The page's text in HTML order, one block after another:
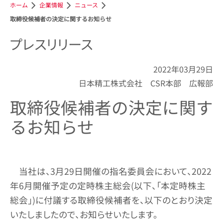
ホーム 企業情報
ニュース
取締役候補者の決定に関するお知らせ
プレスリリース
2022年03月29日
日本精工株式会社 CSR本部 広報部
取締役候補者の決定に関す
るお知らせ
当社は、3月29日開催の指名委員会において、2022
年6月開催予定の定時株主総会(以下、「本定時株主
総会」)に付議する取締役候補者を、以下のとおり決定
いたしましたので、お知らせいたします。